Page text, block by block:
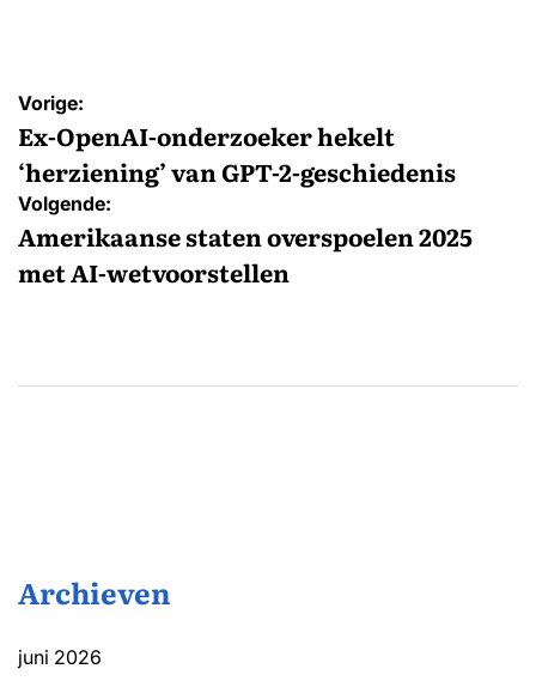
Bericht
navigatie
Vorige:
Ex-OpenAI-onderzoeker hekelt
‘herziening’ van GPT-2-geschiedenis
Volgende:
Amerikaanse staten overspoelen 2025
met AI-wetvoorstellen
Archieven
juni 2026